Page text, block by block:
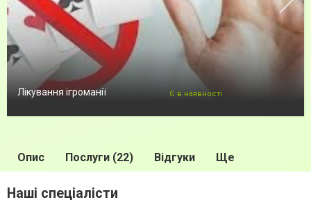
Лікування ігроманії Є в наявності
Опис Послуги (22) Відгуки Ще
Наші спеціалісти